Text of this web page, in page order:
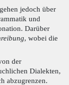
jedoch über
und
Darüber
, wobei die
der
Dialekten,
abzugrenzen.